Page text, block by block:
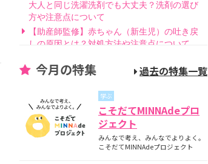
大人と同じ洗濯洗剤でも大丈夫？洗剤の選び
方や注意点について
【助産師監修】赤ちゃん（新生児）の吐き戻
しの原因とは？対処方法や注意点について
げ方とは？授乳方法やポイントについて
要？煮沸・電子レンジの違いも紹介
【医師監修】新生児の成長曲線とは？成長曲
線を下回るときの対策について
【医師監修】赤ちゃん（新生児）が便秘？原
因と家庭でできる解消方法、受診の目安につ
今月の特集 過去の特集一覧
学ぶ
こそだてMINNAdeプロ
ジェクト
みんなで考え、みんなでよりよく。
こそだてMINNAdeプロジェクト